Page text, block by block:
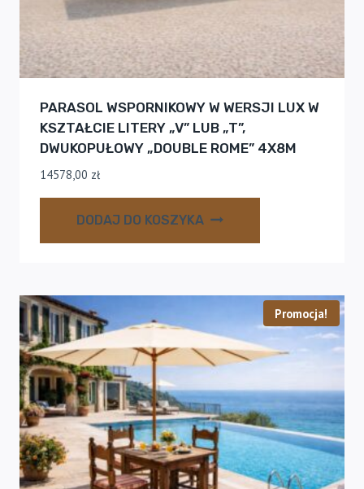
PARASOL WSPORNIKOWY W WERSJI LUX W
KSZTAŁCIE LITERY „V” LUB „T”,
DWUKOPUŁOWY „DOUBLE ROME” 4X8M
14578,00 zł
DODAJ DO KOSZYKA
Promocja!